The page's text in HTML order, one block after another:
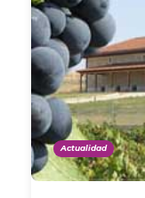
Actualidad